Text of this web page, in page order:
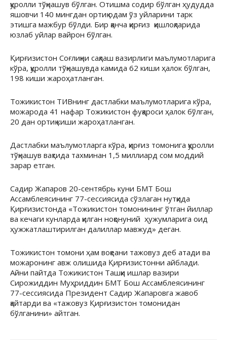
қуролли тўқнашув бўлган. Отишма содир бўлган ҳудудда
яшовчи 140 мингдан ортиқ одам ўз уйларини тарк
этишга мажбур бўлди. Бир қанча қирғиз қишлоқларида
юзлаб уйлар вайрон бўлган.
Қирғизистон Соғлиқни сақлаш вазирлиги маълумотларига
кўра, қуролли тўқнашувда камида 62 киши ҳалок бўлган,
198 киши жароҳатланган.
Тожикистон ТИВнинг дастлабки маълумотларига кўра,
можарода 41 нафар Тожикистон фуқароси ҳалок бўлган,
20 дан ортиқ киши жароҳатланган.
Дастлабки маълумотларга кўра, қирғиз томонига қуролли
тўқнашув вақтида тахминан 1,5 миллиард сом моддий
зарар етган.
Садир Жапаров 20-сентябрь куни БМТ Бош
Ассамблеясининг 77-сессиясида сўзлаган нутқида
Қирғизистонда «Тожикистон томонининг ўтган йиллар
ва кечаги кунларда қилган ноқонуний ҳужумларига оид
ҳужжатлаштирилган далиллар мавжуд» деган.
Тожикистон томони ҳам воқеани тажовуз деб атади ва
можаронинг авж олишида Қирғизистонни айблади.
Айни пайтда Тожикистон Ташқи ишлар вазири
Сирожиддин Муҳриддин БМТ Бош Ассамблеясининг
77-сессиясида Президент Садир Жапаровга жавоб
қайтарди ва «тажовуз Қирғизистон томонидан
бўлганини» айтган.